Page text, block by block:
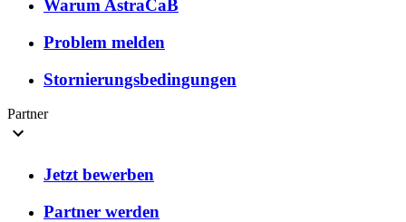
Warum AstraCaB
Problem melden
Stornierungsbedingungen
Partner
Jetzt bewerben
Partner werden